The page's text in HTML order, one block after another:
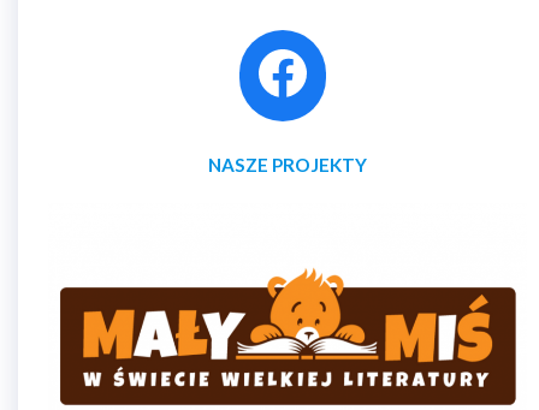
NASZE PROJEKTY